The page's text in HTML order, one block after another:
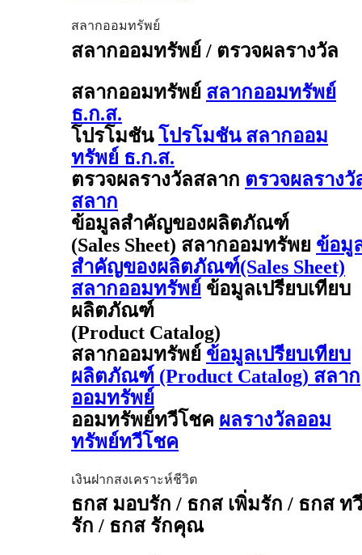
สลากออมทรัพย์
สลากออมทรัพย์ / ตรวจผลรางวัล
สลากออมทรัพย์ สลากออมทรัพย์
ธ.ก.ส.
โปรโมชัน โปรโมชัน สลากออม
ทรัพย์ ธ.ก.ส.
ตรวจผลรางวัลสลาก ตรวจผลรางวั
สลาก
ข้อมูลสำคัญของผลิตภัณฑ์
(Sales Sheet) สลากออมทรัพย ข้อมู
สำคัญของผลิตภัณฑ์(Sales Sheet)
สลากออมทรัพย์ ข้อมูลเปรียบเทียบ
ผลิตภัณฑ์
(Product Catalog)
สลากออมทรัพย์ ข้อมูลเปรียบเทียบ
ผลิตภัณฑ์ (Product Catalog) สลาก
ออมทรัพย์
ออมทรัพย์ทวีโชค ผลรางวัลออม
ทรัพย์ทวีโชค
เงินฝากสงเคราะห์ชีวิต
ธกส มอบรัก / ธกส เพิ่มรัก / ธกส ทวี
รัก / ธกส รักคุณ